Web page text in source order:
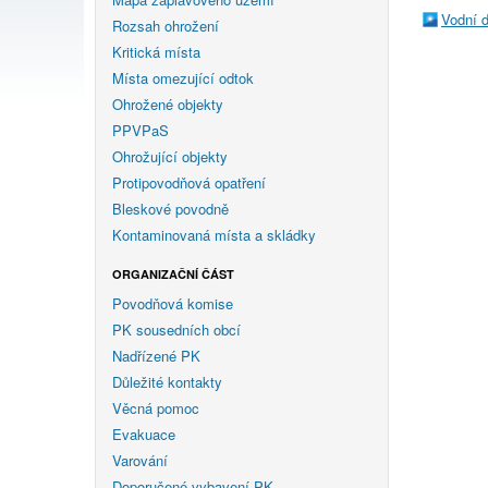
Rozsah ohrožení
Kritická místa
Místa omezující odtok
Ohrožené objekty
PPVPaS
Ohrožující objekty
Protipovodňová opatření
Bleskové povodně
Kontaminovaná místa a skládky
ORGANIZAČNÍ ČÁST
Povodňová komise
PK sousedních obcí
Nadřízené PK
Důležité kontakty
Věcná pomoc
Evakuace
Varování
Vodní